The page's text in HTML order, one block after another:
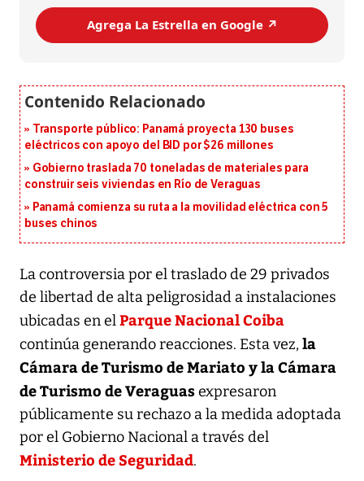
Agrega La Estrella en Google ↗️
Transporte público: Panamá proyecta 130 buses
eléctricos con apoyo del BID por $26 millones
Gobierno traslada 70 toneladas de materiales para
construir seis viviendas en Río de Veraguas
Panamá comienza su ruta a la movilidad eléctrica con 5
buses chinos
La controversia por el traslado de 29 privados
de libertad de alta peligrosidad a instalaciones
ubicadas en elParque Nacional Coiba
continúa generando reacciones. Esta vez, la
Cámara de Turismo de Mariato y la Cámara
de Turismo de Veraguasexpresaron
públicamente su rechazo a la medida adoptada
por el Gobierno Nacional a través del
Ministerio de Seguridad.